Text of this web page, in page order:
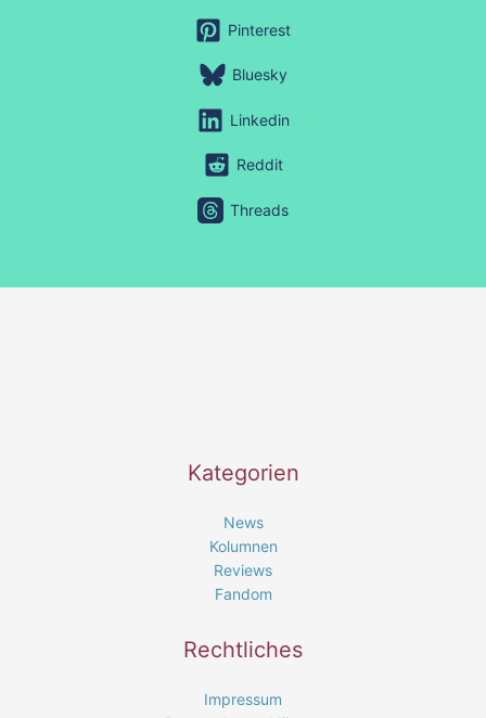
Pinterest
Bluesky
Linkedin
Reddit
Threads
Kategorien
News
Kolumnen
Reviews
Fandom
Rechtliches
Impressum